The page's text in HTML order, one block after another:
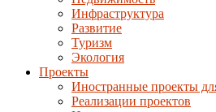
Инфраструктура
Развитие
Туризм
Экология
Проекты
Иностранные проекты
Реализации проектов